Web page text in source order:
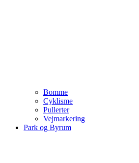
Bomme
Cyklisme
Pullerter
Vejmarkering
Park og Byrum